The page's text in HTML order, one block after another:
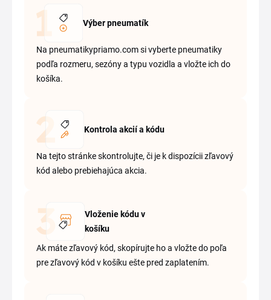
Výber pneumatík
Na pneumatikypriamo.com si vyberte pneumatiky
podľa rozmeru, sezóny a typu vozidla a vložte ich do
košíka.
Kontrola akcií a kódu
Na tejto stránke skontrolujte, či je k dispozícii zľavový
kód alebo prebiehajúca akcia.
Vloženie kódu v
košíku
Ak máte zľavový kód, skopírujte ho a vložte do poľa
pre zľavový kód v košíku ešte pred zaplatením.